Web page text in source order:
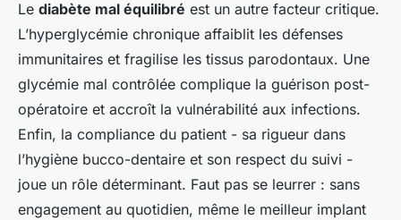
Le diabète mal équilibré est un autre facteur critique.
L’hyperglycémie chronique affaiblit les défenses
immunitaires et fragilise les tissus parodontaux. Une
glycémie mal contrôlée complique la guérison post-
opératoire et accroît la vulnérabilité aux infections.
Enfin, la compliance du patient - sa rigueur dans
l’hygiène bucco-dentaire et son respect du suivi -
joue un rôle déterminant. Faut pas se leurrer : sans
engagement au quotidien, même le meilleur implant